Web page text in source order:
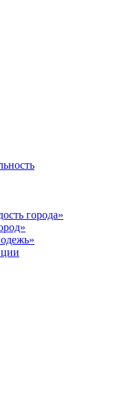
города»